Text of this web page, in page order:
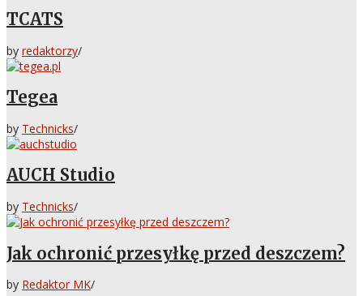
TCATS
by redaktorzy/
Tegea
by Technicks/
AUCH Studio
by Technicks/
Jak ochronić przesyłkę przed deszczem?
by Redaktor MK/